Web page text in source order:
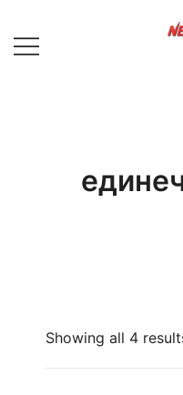
content
Showing all 4